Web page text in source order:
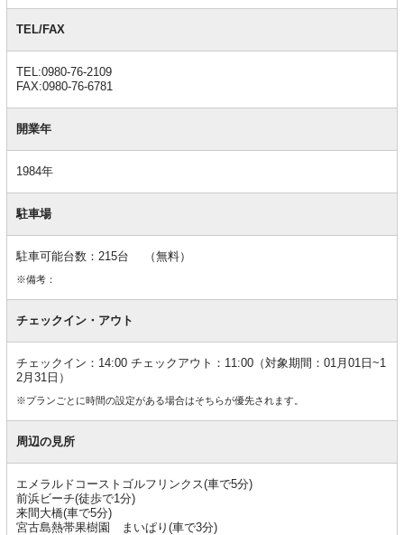
TEL/FAX
TEL:0980-76-2109
FAX:0980-76-6781
開業年
1984年
駐車場
駐車可能台数：215台 （無料）
※備考：
チェックイン・アウト
チェックイン：14:00 チェックアウト：11:00（対象期間：01月01日~1
2月31日）
※プランごとに時間の設定がある場合はそちらが優先されます。
周辺の見所
エメラルドコーストゴルフリンクス(車で5分)
前浜ビーチ(徒歩で1分)
来間大橋(車で5分)
宮古島熱帯果樹園 まいぱり(車で3分)